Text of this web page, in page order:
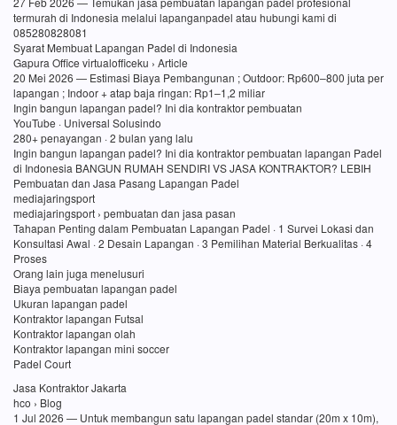
termurah di Indonesia melalui lapanganpadel atau hubungi kami di
085280828081
Syarat Membuat Lapangan Padel di Indonesia
Gapura Office virtualofficeku › Article
20 Mei 2026 — Estimasi Biaya Pembangunan ; Outdoor: Rp600–800 juta per
lapangan ; Indoor + atap baja ringan: Rp1–1,2 miliar
Ingin bangun lapangan padel? Ini dia kontraktor pembuatan
YouTube · Universal Solusindo
280+ penayangan · 2 bulan yang lalu
Ingin bangun lapangan padel? Ini dia kontraktor pembuatan lapangan Padel
di Indonesia BANGUN RUMAH SENDIRI VS JASA KONTRAKTOR? LEBIH
Pembuatan dan Jasa Pasang Lapangan Padel
mediajaringsport
mediajaringsport › pembuatan dan jasa pasan
Tahapan Penting dalam Pembuatan Lapangan Padel · 1 Survei Lokasi dan
Konsultasi Awal · 2 Desain Lapangan · 3 Pemilihan Material Berkualitas · 4
Proses
Orang lain juga menelusuri
Biaya pembuatan lapangan padel
Ukuran lapangan padel
Kontraktor lapangan Futsal
Kontraktor lapangan olah
Kontraktor lapangan mini soccer
Padel Court
Jasa Kontraktor Jakarta
hco › Blog
1 Jul 2026 — Untuk membangun satu lapangan padel standar (20m x 10m),